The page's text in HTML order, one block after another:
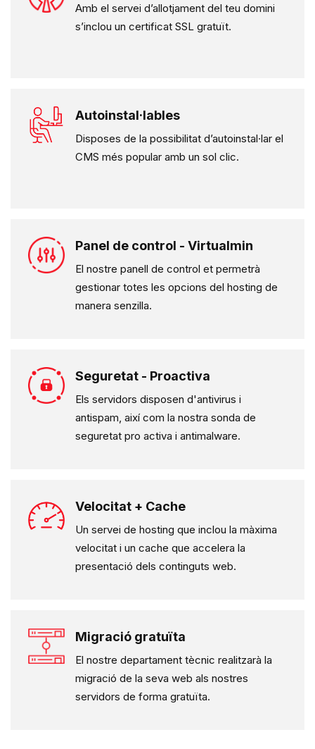
Amb el servei d’allotjament del teu domini
s’inclou un certificat SSL gratuït.
Autoinstal·lables
Disposes de la possibilitat d’autoinstal·lar el
CMS més popular amb un sol clic.
Panel de control - Virtualmin
El nostre panell de control et permetrà
gestionar totes les opcions del hosting de
manera senzilla.
Seguretat - Proactiva
Els servidors disposen d'antivirus i
antispam, així com la nostra sonda de
seguretat pro activa i antimalware.
Velocitat + Cache
Un servei de hosting que inclou la màxima
velocitat i un cache que accelera la
presentació dels continguts web.
Migració gratuïta
El nostre departament tècnic realitzarà la
migració de la seva web als nostres
servidors de forma gratuïta.